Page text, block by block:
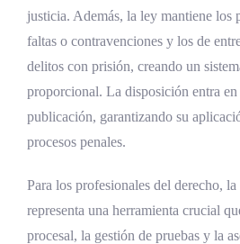
justicia. Además, la ley mantiene los
faltas o contravenciones y los de
delitos con prisión, creando un
proporcional. La disposición entra
publicación, garantizando su
procesos penales.
Para los profesionales del derecho,
representa una herramienta crucial
procesal, la gestión de pruebas y la